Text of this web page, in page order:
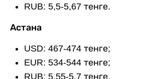
RUB: 5,5-5,67 тенге.
Астана
USD: 467-474 тенге;
EUR: 534-544 тенге;
RUB: 5,55-5,7 тенге.